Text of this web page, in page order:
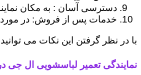
دسترسی آسان : به مکان
خدمات پس از فروش: در مورد
با در نظر گرفتن این نکات می
نمایندگی تعمیر لباسشویی ال جی